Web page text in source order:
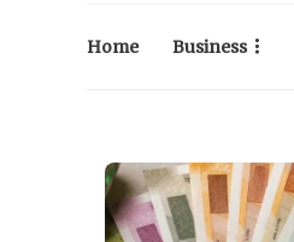
Home Business